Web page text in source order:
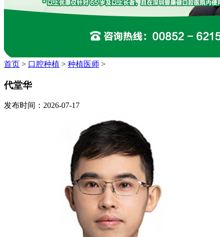
首页 > 口腔种植 > 种植医师 >
代堂华
发布时间：2026-07-17